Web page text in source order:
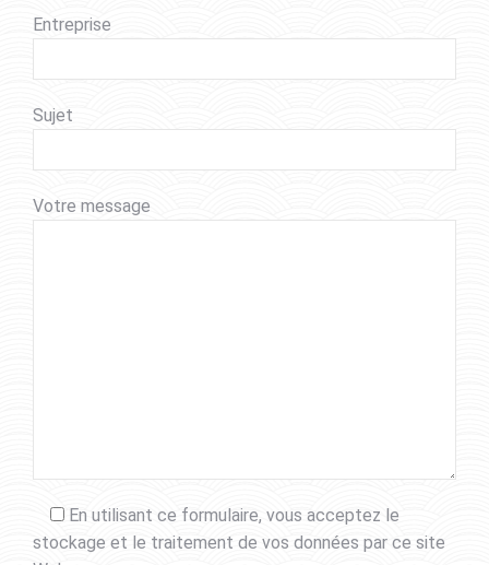
Entreprise
Sujet
Votre message
En utilisant ce formulaire, vous acceptez le
stockage et le traitement de vos données par ce site